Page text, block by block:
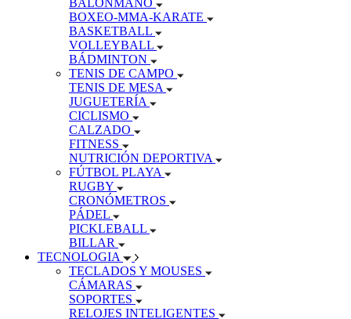
BALONMANO
BOXEO-MMA-KARATE
BASKETBALL
VOLLEYBALL
BÁDMINTON
TENIS DE CAMPO
TENIS DE MESA
JUGUETERÍA
CICLISMO
CALZADO
FITNESS
NUTRICIÓN DEPORTIVA
FÚTBOL PLAYA
RUGBY
CRONÓMETROS
PÁDEL
PICKLEBALL
BILLAR
TECNOLOGIA
TECLADOS Y MOUSES
CÁMARAS
SOPORTES
RELOJES INTELIGENTES